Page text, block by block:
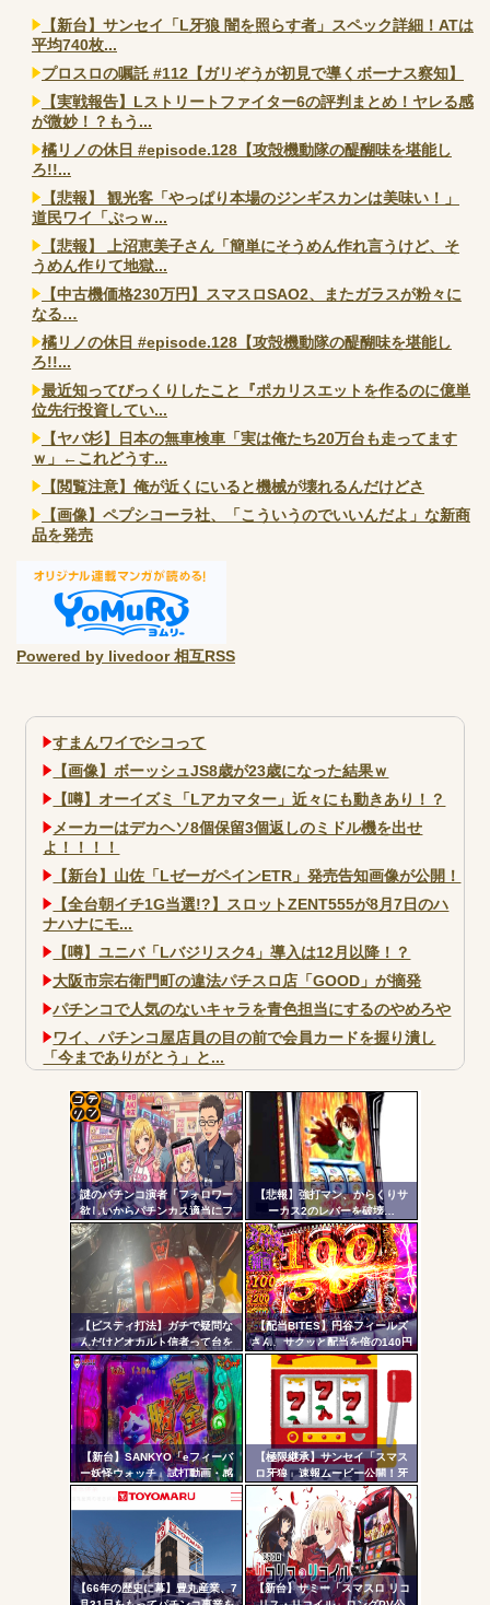
【新台】サンセイ「L牙狼 闇を照らす者」スペック詳細！ATは
平均740枚...
プロスロの嘱託 #112【ガリぞうが初見で導くボーナス察知】
【実戦報告】Lストリートファイター6の評判まとめ！ヤレる感
が微妙！？もう...
橘リノの休日 #episode.128【攻殻機動隊の醍醐味を堪能し
ろ!!...
【悲報】 観光客「やっぱり本場のジンギスカンは美味い！」
道民ワイ「ぷっｗ...
【悲報】 上沼恵美子さん「簡単にそうめん作れ言うけど、そ
うめん作りて地獄...
【中古機価格230万円】スマスロSAO2、またガラスが粉々に
なる…
橘リノの休日 #episode.128【攻殻機動隊の醍醐味を堪能し
ろ!!...
最近知ってびっくりしたこと『ポカリスエットを作るのに億単
位先行投資してい...
【ヤバ杉】日本の無車検車「実は俺たち20万台も走ってます
ｗ」←これどうす...
【閲覧注意】俺が近くにいると機械が壊れるんだけどさ
【画像】ペプシコーラ社、「こういうのでいいんだよ」な新商
品を発売
Powered by livedoor 相互RSS
すまんワイでシコって
【画像】ボーッシュJS8歳が23歳になった結果ｗ
【噂】オーイズミ「Lアカマター」近々にも動きあり！？
メーカーはデカヘソ8個保留3個返しのミドル機を出せ
よ！！！！
【新台】山佐「LゼーガペインETR」発売告知画像が公開！
【全台朝イチ1G当選!?】スロットZENT555が8月7日のハ
ナハナにモ...
【噂】ユニバ「Lバジリスク4」導入は12月以降！？
大阪市宗右衛門町の違法パチスロ店「GOOD」が摘発
パチンコで人気のないキャラを青色担当にするのやめろや
ワイ、パチンコ屋店員の目の前で会員カードを握り潰し
「今までありがとう」と...
ヤバいか教えて？...
AngelBeats!とかいうクソアニメの思い出ｗｗｗ
Powered by livedoor 相互RSS
謎のパチンコ演者「フォロワー
欲しいからパチンカス適当にフ
ォローしよう」「フォロー返し
て来ないやつリムろ」←これで
何回もフォローしてくるのウザ
がられてますよ
【悲報】強打マン、からくりサ
ーカス2のレバーを破壊…
【ビスティ打法】ガチで疑問な
んだけどオカルト信者って台を
休ませなかったら爆連したって
いう思考にはならないの？
【配当BITES】円谷フィールズ
さん、サクッと配当を倍の140円
に爆上げ。ストップ高へ【株価
飛行隊】
【新台】SANKYO「eフィーバ
ー妖怪ウォッチ」試打動画・感
想まとめ！流石にこれは覇権だ
ろ！SSS評価
【極限継承】サンセイ「スマス
ロ牙狼」速報ムービー公開！牙
狼の名に恥じぬ出玉性能がパチ
ンコからスロットへ
【66年の歴史に幕】豊丸産業、7
【新台】サミー「スマスロ リコ
コテ
リン
- 固
定リ
ンク
自動
更新
ツー
ル